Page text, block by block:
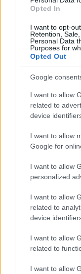
Opted In
I want to opt-
Retention,
Personal Data
Purposes for
Opted Out
Google
I want to allow
related to
device
I want to allow
Google for
I want to allow
personalized
I want to allow
related to
device
I want to allow
related to
I want to allow